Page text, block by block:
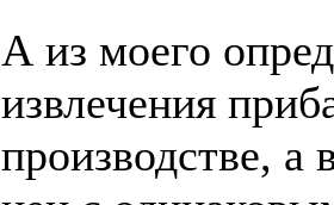
А из моего
извлечения
производстве, а